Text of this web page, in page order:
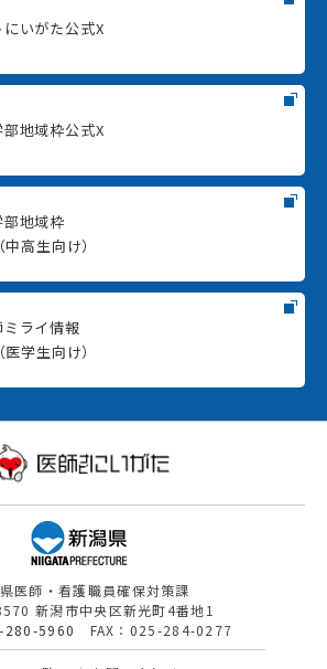
にいがた公式X
地域枠公式X
地域枠
高生向け）
ライ情報
学生向け）
医師・看護職員確保対策課
新潟市中央区新光町4番地1
280-5960 FAX：025-284-0277